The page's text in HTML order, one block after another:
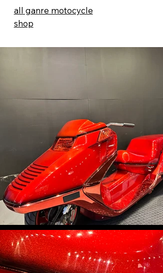
all ganre motocycle
shop